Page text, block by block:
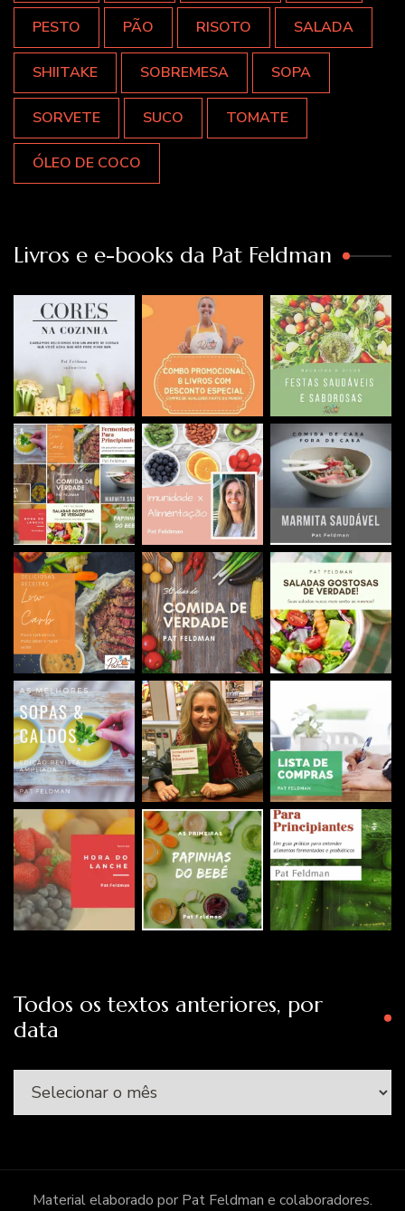
PESTO PÃO RISOTO SALADA
SHIITAKE SOBREMESA SOPA
SORVETE SUCO TOMATE
ÓLEO DE COCO
Livros e e-books da Pat Feldman
Todos os textos anteriores, por
data
Todos
os
anteriores,
porMaterial elaborado por Pat Feldman e colaboradores.